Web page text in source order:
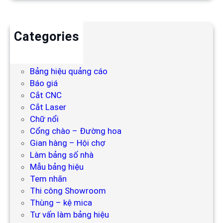
Categories
Bảng hiệu quảng cáo
Báo giá
Cắt CNC
Cắt Laser
Chữ nổi
Cổng chào – Đường hoa
Gian hàng – Hội chợ
Làm bảng số nhà
Mẫu bảng hiệu
Tem nhãn
Thi công Showroom
Thùng – kệ mica
Tư vấn làm bảng hiệu